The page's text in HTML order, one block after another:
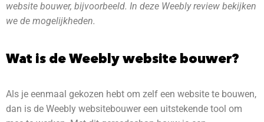
website bouwer, bijvoorbeeld. In deze Weebly review bekijken
we de mogelijkheden.
Wat is de Weebly website bouwer?
Als je eenmaal gekozen hebt om zelf een website te bouwen,
dan is de Weebly websitebouwer een uitstekende tool om